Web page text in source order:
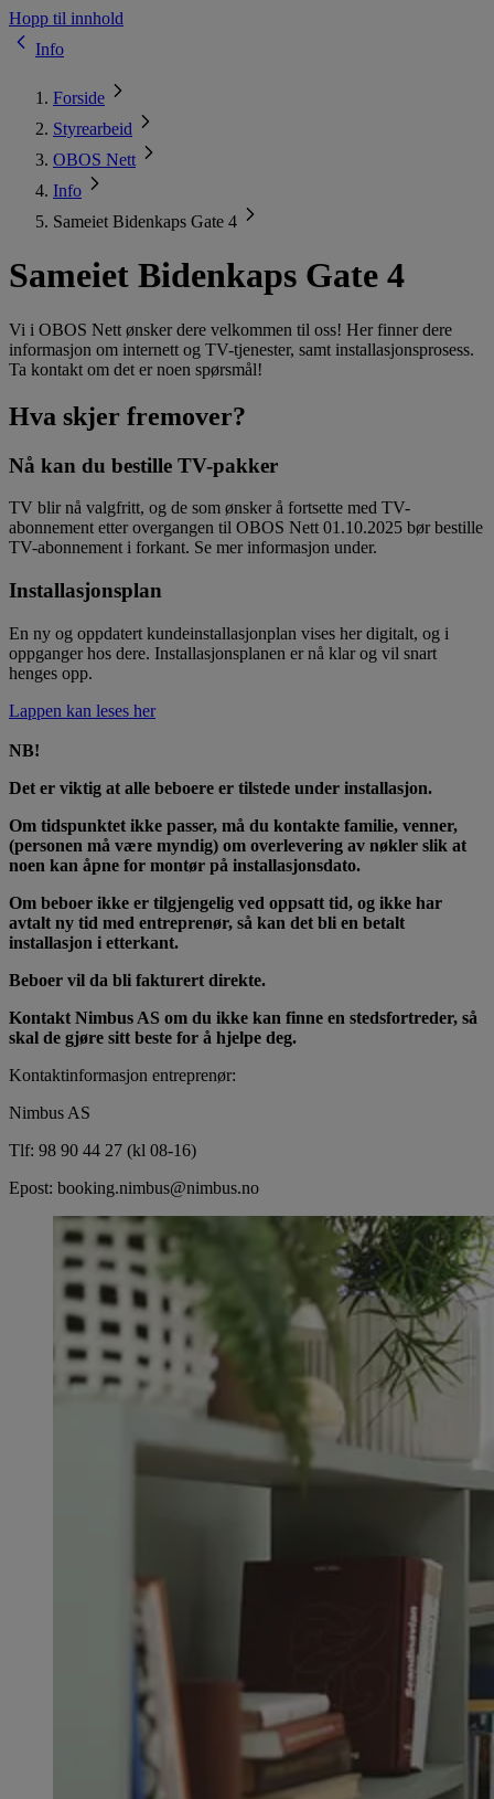
Hopp til innhold
Info
Forside
Styrearbeid
OBOS Nett
Info
Sameiet Bidenkaps Gate 4
Sameiet Bidenkaps Gate 4
Vi i OBOS Nett ønsker dere velkommen til oss! Her finner dere
informasjon om internett og TV-tjenester, samt installasjonsprosess.
Ta kontakt om det er noen spørsmål!
Hva skjer fremover?
Nå kan du bestille TV-pakker
TV blir nå valgfritt, og de som ønsker å fortsette med TV-
abonnement etter overgangen til OBOS Nett 01.10.2025 bør bestille
TV-abonnement i forkant. Se mer informasjon under.
Installasjonsplan
En ny og oppdatert kundeinstallasjonplan vises her digitalt, og i
oppganger hos dere. Installasjonsplanen er nå klar og vil snart
henges opp.
Lappen kan leses her
NB!
Det er viktig at alle beboere er tilstede under installasjon.
Om tidspunktet ikke passer, må du kontakte familie, venner,
(personen må være myndig) om overlevering av nøkler slik at
noen kan åpne for montør på installasjonsdato.
Om beboer ikke er tilgjengelig ved oppsatt tid, og ikke har
avtalt ny tid med entreprenør, så kan det bli en betalt
installasjon i etterkant.
Beboer vil da bli fakturert direkte.
Kontakt Nimbus AS om du ikke kan finne en stedsfortreder, så
skal de gjøre sitt beste for å hjelpe deg.
Kontaktinformasjon entreprenør:
Nimbus AS
Tlf: 98 90 44 27 (kl 08-16)
Epost: booking.nimbus@nimbus.no